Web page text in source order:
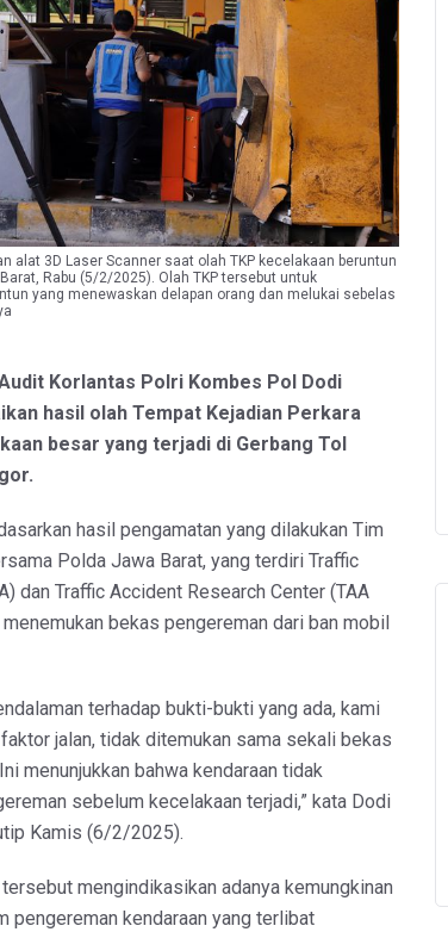
alat 3D Laser Scanner saat olah TKP kecelakaan beruntun
Rabu (5/2/2025). Olah TKP tersebut untuk
yang menewaskan delapan orang dan melukai sebelas
Korlantas Polri Kombes Pol Dodi
hasil olah Tempat Kejadian Perkara
besar yang terjadi di Gerbang Tol
hasil pengamatan yang dilakukan Tim
Polda Jawa Barat, yang terdiri Traffic
dan Traffic Accident Research Center (TAA
bekas pengereman dari ban mobil
terhadap bukti-bukti yang ada, kami
jalan, tidak ditemukan sama sekali bekas
menunjukkan bahwa kendaraan tidak
sebelum kecelakaan terjadi,” kata Dodi
Kamis (6/2/2025).
mengindikasikan adanya kemungkinan
pengereman kendaraan yang terlibat